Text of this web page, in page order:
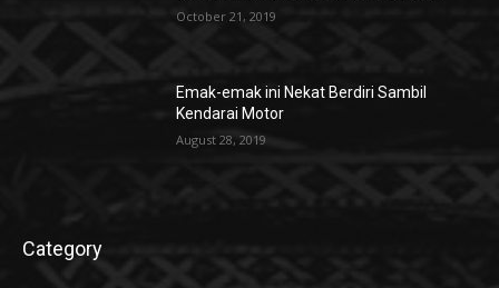
October 21, 2019
Emak-emak ini Nekat Berdiri Sambil
Kendarai Motor
August 28, 2019
Category